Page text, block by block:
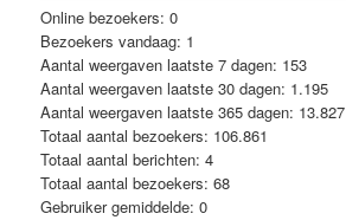
Online bezoekers:0
Bezoekers vandaag: 1
Aantal weergaven laatste 7 dagen: 153
Aantal weergaven laatste 30 dagen: 1.195
Aantal weergaven laatste 365 dagen: 13.827
Totaal aantal bezoekers: 106.861
Totaal aantal berichten:4
Totaal aantal bezoekers:68
Gebruiker gemiddelde:0